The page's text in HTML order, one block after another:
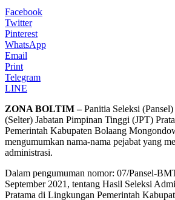
Facebook
Twitter
Pinterest
WhatsApp
Email
Print
Telegram
LINE
ZONA BOLTIM –Panitia Seleksi
(Selter) Jabatan Pimpinan Tinggi (JPT)
Pemerintah Kabupaten Bolaang
mengumumkan nama-nama pejabat yang
administrasi.
Dalam pengumuman nomor: 07/Pansel-
September 2021, tentang Hasil Seleksi
Pratama di Lingkungan Pemerintah